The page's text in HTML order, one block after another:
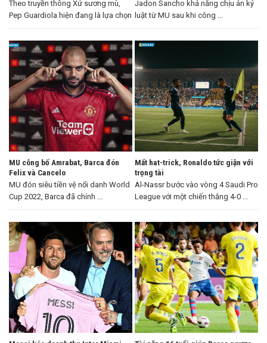
Theo truyền thông Xứ sương mù,
Pep Guardiola hiện đang là lựa chọn
Jadon Sancho khả năng chịu án kỷ
luật từ MU sau khi công ...
MU công bố Amrabat, Barca đón
Felix và Cancelo
MU đón siêu tiền vệ nổi danh World
Cup 2022, Barca đã chính ...
Mất hat-trick, Ronaldo tức giận với
trọng tài
Al-Nassr bước vào vòng 4 Saudi Pro
League với một chiến thắng 4-0 ...